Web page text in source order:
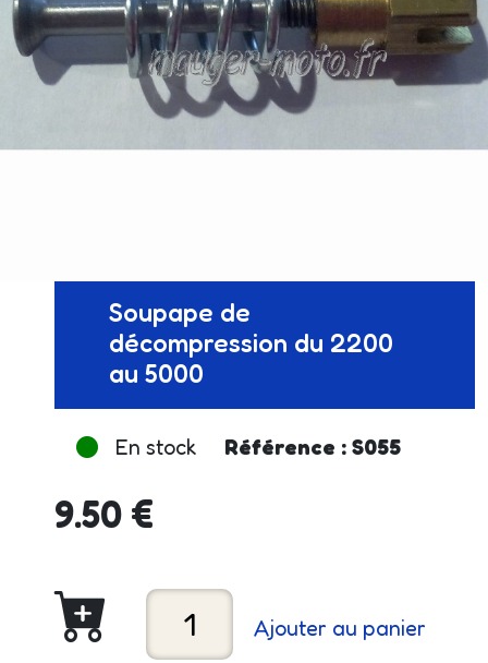
Soupape de
décompression du 2200
au 5000
En stock Référence : S055
9.50 €
Ajouter au panier